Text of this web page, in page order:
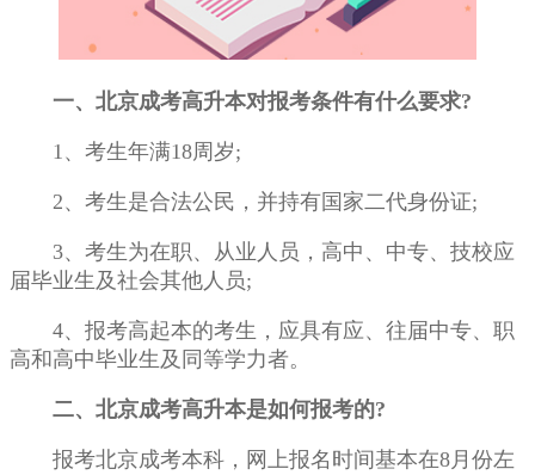
一、北京成考高升本对报考条件有什么要求?
1、考生年满18周岁;
2、考生是合法公民，并持有国家二代身份证;
3、考生为在职、从业人员，高中、中专、技校应
届毕业生及社会其他人员;
4、报考高起本的考生，应具有应、往届中专、职
高和高中毕业生及同等学力者。
二、北京成考高升本是如何报考的?
报考北京成考本科，网上报名时间基本在8月份左